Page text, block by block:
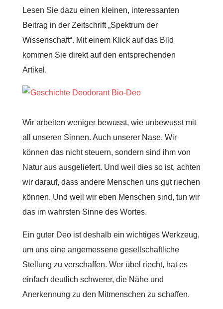
Lesen Sie dazu einen kleinen, interessanten
Beitrag in der Zeitschrift „Spektrum der
Wissenschaft“. Mit einem Klick auf das Bild
kommen Sie direkt auf den entsprechenden
Artikel.
Wir arbeiten weniger bewusst, wie unbewusst mit
all unseren Sinnen. Auch unserer Nase. Wir
können das nicht steuern, sondern sind ihm von
Natur aus ausgeliefert. Und weil dies so ist, achten
wir darauf, dass andere Menschen uns gut riechen
können. Und weil wir eben Menschen sind, tun wir
das im wahrsten Sinne des Wortes.
Ein guter Deo ist deshalb ein wichtiges Werkzeug,
um uns eine angemessene gesellschaftliche
Stellung zu verschaffen. Wer übel riecht, hat es
einfach deutlich schwerer, die Nähe und
Anerkennung zu den Mitmenschen zu schaffen.